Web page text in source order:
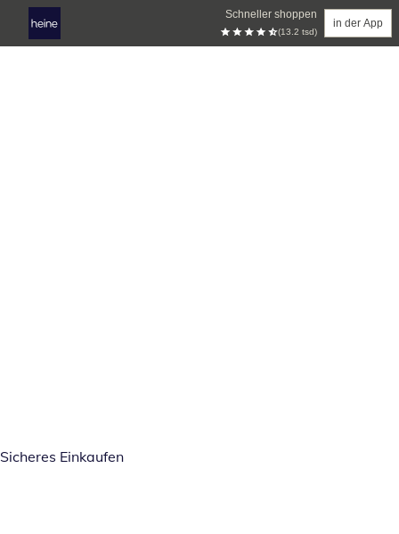
Schneller shoppen
(13.2 tsd)
in der App
Sicheres Einkaufen